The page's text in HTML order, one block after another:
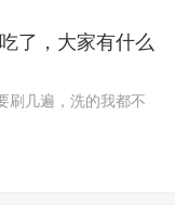
了，大家有什么
刷几遍，洗的我都不